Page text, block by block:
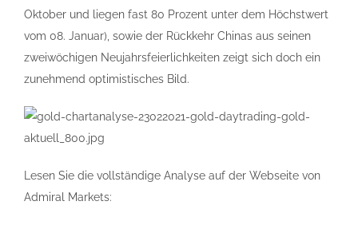
Oktober und liegen fast 80 Prozent unter dem Höchstwert
vom 08. Januar), sowie der Rückkehr Chinas aus seinen
zweiwöchigen Neujahrsfeierlichkeiten zeigt sich doch ein
zunehmend optimistisches Bild.
Lesen Sie die vollständige Analyse auf der Webseite von
Admiral Markets: